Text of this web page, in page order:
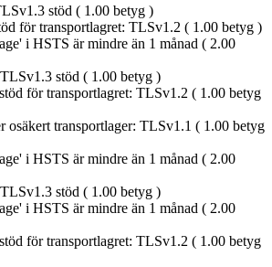
stöd ( 1.00 betyg )
för transportlagret: TLSv1.2 ( 1.00 betyg )
i HSTS är mindre än 1 månad ( 2.00
stöd ( 1.00 betyg )
för transportlagret: TLSv1.2 ( 1.00 betyg
osäkert transportlager: TLSv1.1 ( 1.00 betyg
i HSTS är mindre än 1 månad ( 2.00
stöd ( 1.00 betyg )
i HSTS är mindre än 1 månad ( 2.00
för transportlagret: TLSv1.2 ( 1.00 betyg